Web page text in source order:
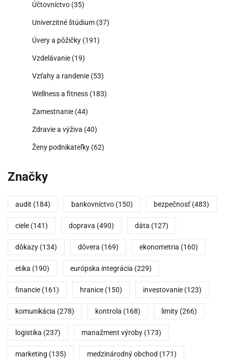
Účtovníctvo (35)
Univerzitné štúdium (37)
Úvery a pôžičky (191)
Vzdelávanie (19)
Vzťahy a randenie (53)
Wellness a fitness (183)
Zamestnanie (44)
Zdravie a výživa (40)
Ženy podnikateľky (62)
Značky
audit (184) bankovníctvo (150) bezpečnosť (483)
ciele (141) doprava (490) dáta (127)
dôkazy (134) dôvera (169) ekonometria (160)
etika (190) európska integrácia (229)
financie (161) hranice (150) investovanie (123)
komunikácia (278) kontrola (168) limity (266)
logistika (237) manažment výroby (173)
marketing (135) medzinárodný obchod (171)